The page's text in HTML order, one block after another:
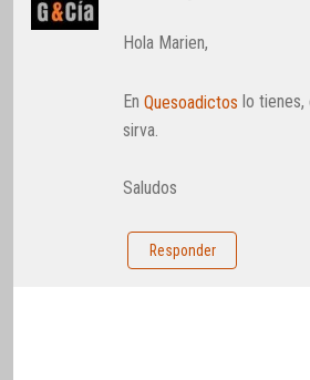
Hola Marien,
EnQuesoadictos lo tienes,
sirva.
Saludos
Responder